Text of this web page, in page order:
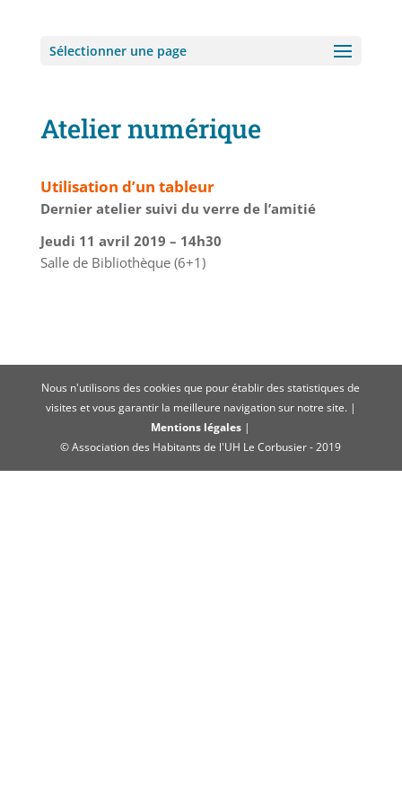
Sélectionner une page
Atelier numérique
Utilisation d’un tableur
Dernier atelier suivi du verre de l’amitié
Jeudi 11 avril 2019 – 14h30
Salle de Bibliothèque (6+1)
Nous n'utilisons des cookies que pour établir des statistiques de
visites et vous garantir la meilleure navigation sur notre site. |
Mentions légales |
© Association des Habitants de l'UH Le Corbusier - 2019